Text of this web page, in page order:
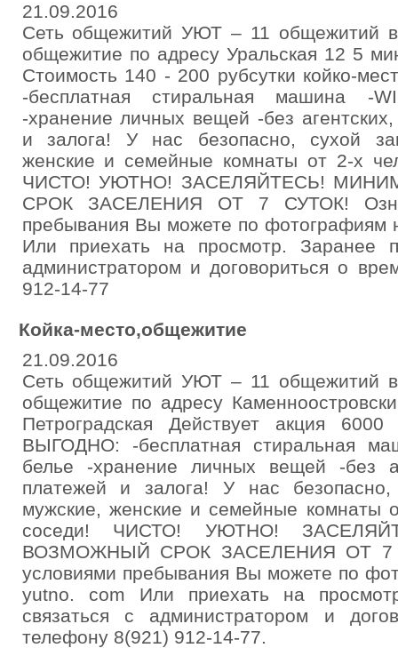
21.09.2016
Сеть общежитий УЮТ – 11 общежитий
общежитие по адресу Уральская 12 5
Стоимость 140 - 200 рубсутки койко-
-бесплатная стиральная машина -
-хранение личных вещей -без
и залога! У нас безопасно, сухой
женские и семейные комнаты от 2-х
ЧИСТО! УЮТНО! ЗАСЕЛЯЙТЕСЬ!
СРОК ЗАСЕЛЕНИЯ ОТ 7 СУТОК!
пребывания Вы можете по фотографиям
Или приехать на просмотр. Заранее
администратором и договориться о
912-14-77
Койка-место,общежитие
21.09.2016
Сеть общежитий УЮТ – 11 общежитий
общежитие по адресу
Петроградская Действует акция
ВЫГОДНО: -бесплатная стиральная
белье -хранение личных вещей -без
платежей и залога! У нас
мужские, женские и семейные комнаты
соседи! ЧИСТО! УЮТНО!
ВОЗМОЖНЫЙ СРОК ЗАСЕЛЕНИЯ ОТ 7
условиями пребывания Вы можете по
yutno. com Или приехать на
связаться с администратором и
телефону 8(921) 912-14-77.